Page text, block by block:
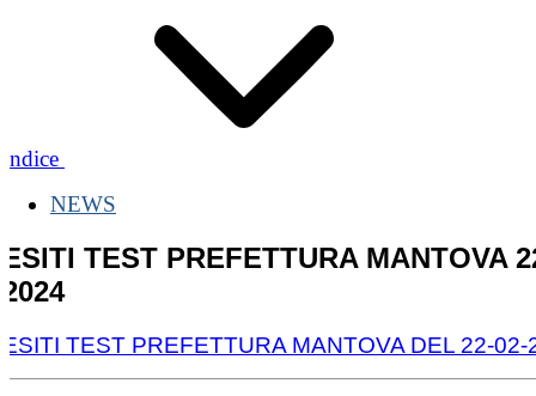
Indice
NEWS
ESITI TEST PREFETTURA MANTOVA
2024
ESITI TEST PREFETTURA MANTOVA DEL 22-02-